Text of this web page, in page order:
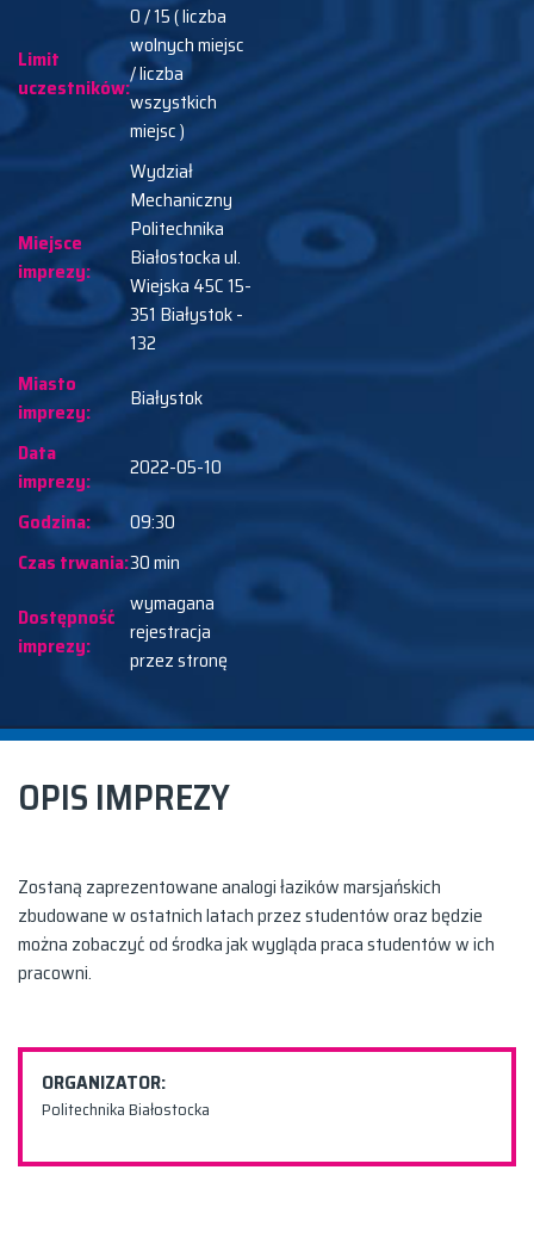
Limit
uczestników:
0 / 15 ( liczba
wolnych miejsc
/ liczba
wszystkich
miejsc )
Miejsce
imprezy:
Wydział
Mechaniczny
Politechnika
Białostocka ul.
Wiejska 45C 15-
351 Białystok -
132
Miasto
imprezy:
Białystok
Data
imprezy:
2022-05-10
Godzina:
09:30
Czas trwania:30 min
Dostępność
imprezy:
wymagana
rejestracja
przez stronę
OPIS IMPREZY
Zostaną zaprezentowane analogi łazików marsjańskich
zbudowane w ostatnich latach przez studentów oraz będzie
można zobaczyć od środka jak wygląda praca studentów w ich
pracowni.
ORGANIZATOR:
Politechnika Białostocka